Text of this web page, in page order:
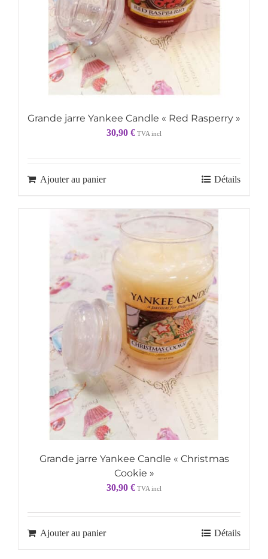
Grande jarre Yankee Candle « Red Rasperry »
30,90 € TVA incl
Ajouter au panier Détails
Grande jarre Yankee Candle « Christmas
Cookie »
30,90 € TVA incl
Ajouter au panier Détails